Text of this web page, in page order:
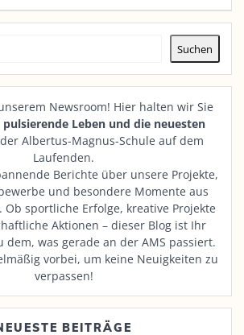
Suchen
Newsroom! Hier halten wir Sie
pulsierende Leben und die neuesten
Albertus-Magnus-Schule auf dem
Laufenden.
Berichte über unsere Projekte,
und besondere Momente aus
Ob sportliche Erfolge, kreative Projekte
Aktionen – dieser Blog ist Ihr
dem, was gerade an der AMS passiert.
vorbei, um keine Neuigkeiten zu
verpassen!
BEITRÄGE